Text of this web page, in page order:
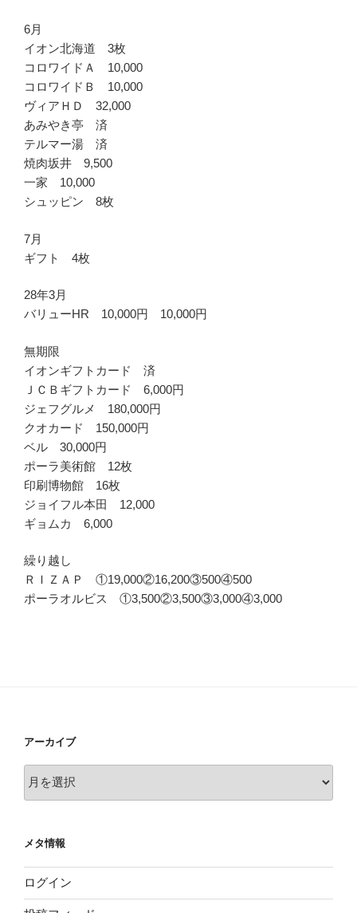
6月
イオン北海道 3枚
コロワイドＡ 10,000
コロワイドＢ 10,000
ヴィアＨＤ 32,000
あみやき亭 済
テルマー湯 済
焼肉坂井 9,500
一家 10,000
シュッピン 8枚
7月
ギフト 4枚
28年3月
バリューHR 10,000円 10,000円
無期限
イオンギフトカード 済
ＪＣＢギフトカード 6,000円
ジェフグルメ 180,000円
クオカード 150,000円
ベル 30,000円
ポーラ美術館 12枚
印刷博物館 16枚
ジョイフル本田 12,000
ギョムカ 6,000
繰り越し
ＲＩＺＡＰ ①19,000②16,200③500④500
ポーラオルビス ①3,500②3,500③3,000④3,000
アーカイブ
ー
ブ
メタ情報
ログイン